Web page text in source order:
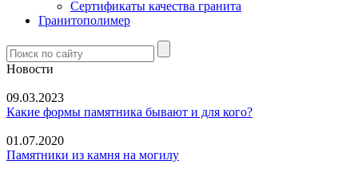
Сертификаты качества гранита
Гранитополимер
Новости
09.03.2023
Какие формы памятника бывают и для кого?
01.07.2020
Памятники из камня на могилу